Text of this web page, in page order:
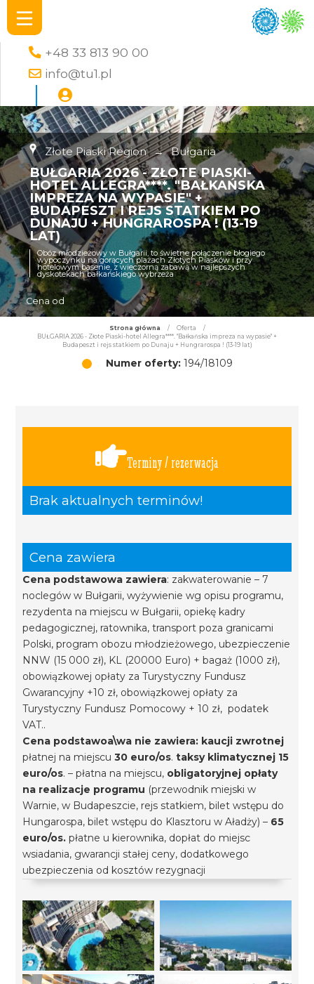
+48 33 813 90 00
info@tu1.pl
Złote Piaski Region → Bułgaria
BUŁGARIA 2026 - ZŁOTE PIASKI-
HOTEL ALLEGRA****. "BAŁKAŃSKA
IMPREZA NA WYPASIE" +
BUDAPESZT I REJS STATKIEM PO
DUNAJU + HUNGRAROSPA ! (13-19
LAT)
Obóz młodzieżowy w Bułgarii, to świetne połączenie błogiego
wypoczynku na gorących plażach Złotych Piasków i przy
hotelowym basenie, z wieczorną zabawą w najlepszych
dyskotekach bałkańskiego wybrzeża
Cena od
Strona główna / Oferta
/
BUŁGARIA 2026 - Złote Piaski-hotel Allegra****. "Bałkańska impreza na wypasie" +
Budapeszt i rejs statkiem po Dunaju + Hungrarospa ! (13-19 lat)
Numer oferty:194/18109
Terminy / rezerwacja
Brak aktualnych terminów!
Cena zawiera
Cena podstawowa zawiera: zakwaterowanie – 7
noclegów w Bułgarii, wyżywienie wg opisu programu,
rezydenta na miejscu w Bułgarii, opiekę kadry
pedagogicznej, ratownika, transport poza granicami
Polski, program obozu młodzieżowego, ubezpieczenie
NNW (15 000 zł), KL (20000 Euro) + bagaż (1000 zł),
obowiązkowej opłaty za Turystyczny Fundusz
Gwarancyjny +10 zł, obowiązkowej opłaty za
Turystyczny Fundusz Pomocowy + 10 zł, podatek
VAT..
Cena podstawoa\wa nie zawiera: kaucji zwrotnej
płatnej na miejscu30 euro/os.taksy klimatycznej 15
euro/os. – płatna na miejscu, obligatoryjnej opłaty
na realizacje programu (przewodnik miejski w
Warnie, w Budapeszcie, rejs statkiem, bilet wstępu do
Hungarospa, bilet wstępu do Klasztoru w Aładży) – 65
euro/os. płatne u kierownika, dopłat do miejsc
wsiadania, gwarancji stałej ceny, dodatkowego
ubezpieczenia od kosztów rezygnacji